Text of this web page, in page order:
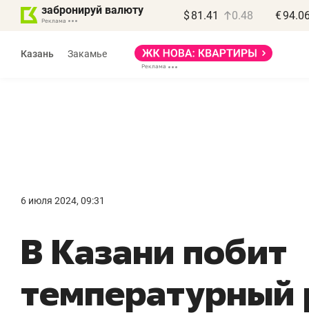
забронируй валюту $ 81.41 0.48 €
Казань Закамье
6 июля 2024, 09:31
В Казани побит
температурный
правил, бизнес может
потерять минимум
Как бизнесу выйти на зарубежные